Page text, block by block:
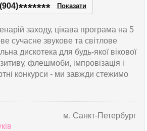
******* Показати
заходу, цікава програма на 5
сучасне звукове та світлове
дискотека для будь-якої вікової
флешмоби, імпровізація і
конкурси - ми завжди стежимо
м. Санкт-Петербург